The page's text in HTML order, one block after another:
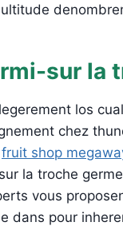
sur la
los
chez
fruit shop
la troche
vous
dans pour